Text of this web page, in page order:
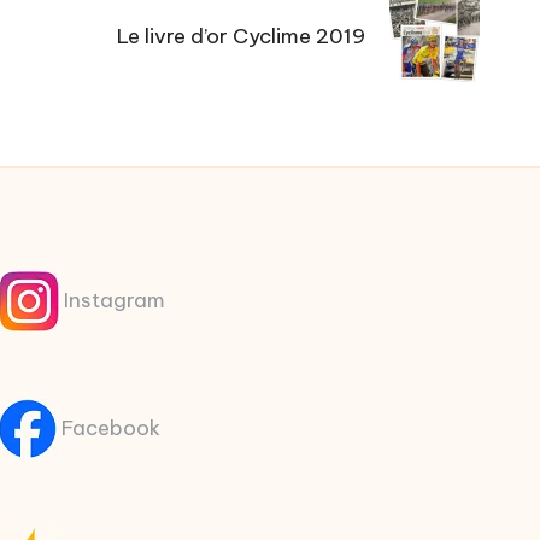
Le livre d’or Cyclime 2019
Instagram
Facebook